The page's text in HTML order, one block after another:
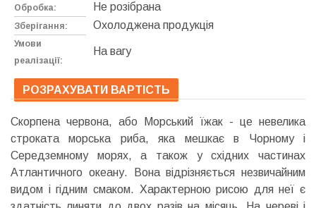
Обробка: Не розібрана
Зберігання: Охолоджена продукція
Умови
реалізації:
На вагу
РОЗРАХУВАТИ ВАРТІСТЬ
Скорпена червона, або Морський їжак - це невелика
строката морська риба, яка мешкає в Чорному і
Середземному морях, а також у східних частинах
Атлантичного океану. Вона відрізняється незвичайним
видом і гідним смаком. Характерною рисою для неї є